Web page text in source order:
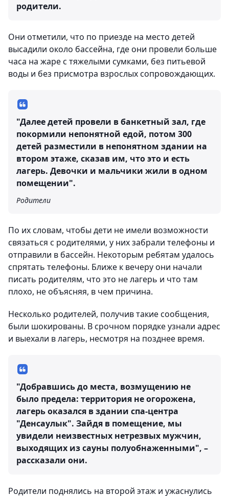
родители.
Они отметили, что по приезде на место детей
высадили около бассейна, где они провели больше
часа на жаре с тяжелыми сумками, без питьевой
воды и без присмотра взрослых сопровождающих.
"Далее детей провели в банкетный зал, где
покормили непонятной едой, потом 300
детей разместили в непонятном здании на
втором этаже, сказав им, что это и есть
лагерь. Девочки и мальчики жили в одном
помещении".
Родители
По их словам, чтобы дети не имели возможности
связаться с родителями, у них забрали телефоны и
отправили в бассейн. Некоторым ребятам удалось
спрятать телефоны. Ближе к вечеру они начали
писать родителям, что это не лагерь и что там
плохо, не объясняя, в чем причина.
Несколько родителей, получив такие сообщения,
были шокированы. В срочном порядке узнали адрес
и выехали в лагерь, несмотря на позднее время.
"Добравшись до места, возмущению не
было предела: территория не огорожена,
лагерь оказался в здании спа-центра
"Денсаулык". Зайдя в помещение, мы
увидели неизвестных нетрезвых мужчин,
выходящих из сауны полуобнаженными", –
рассказали они.
Родители поднялись на второй этаж и ужаснулись